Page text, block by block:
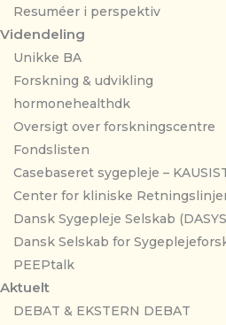
Resuméer i perspektiv
Videndeling
Unikke BA
Forskning & udvikling
hormonehealthdk
Oversigt over forskningscentre
Fondslisten
Casebaseret sygepleje –
Center for kliniske
Dansk Sygepleje Selskab
Dansk Selskab for
PEEPtalk
Aktuelt
DEBAT & EKSTERN DEBAT